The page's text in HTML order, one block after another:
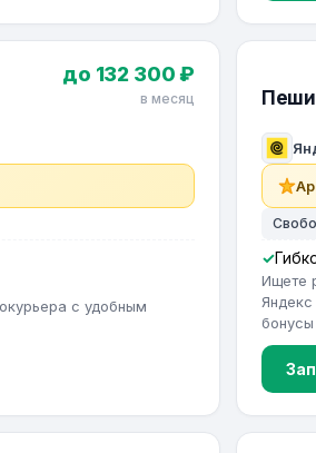
до 132 300 ₽
в месяц
с удобным
Ищете